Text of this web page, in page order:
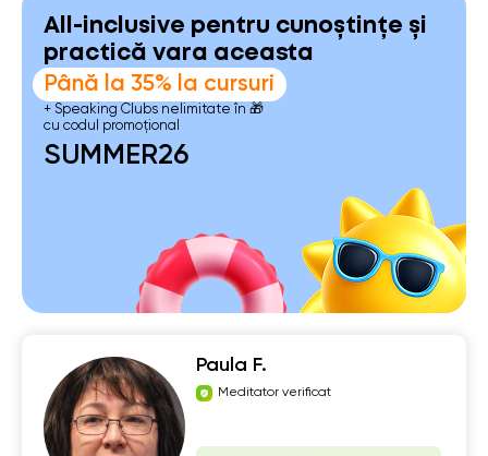
All-inclusive pentru cunoștințe și
practică vara aceasta
Până la 35% la cursuri
+ Speaking Clubs nelimitate în 🎁
cu codul promoțional
SUMMER26
Paula F.
Meditator verificat